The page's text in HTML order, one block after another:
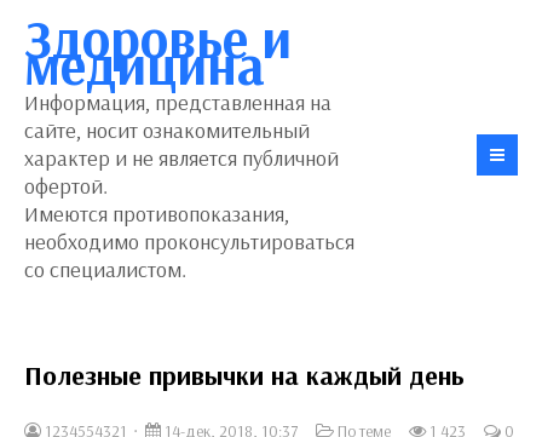
Здоровье и
медицина
Информация, представленная на
сайте, носит ознакомительный
характер и не является публичной
офертой.
Имеются противопоказания,
необходимо проконсультироваться
со специалистом.
Полезные привычки на каждый день
1234554321 14-дек, 2018, 10:37 По теме 1 423 0